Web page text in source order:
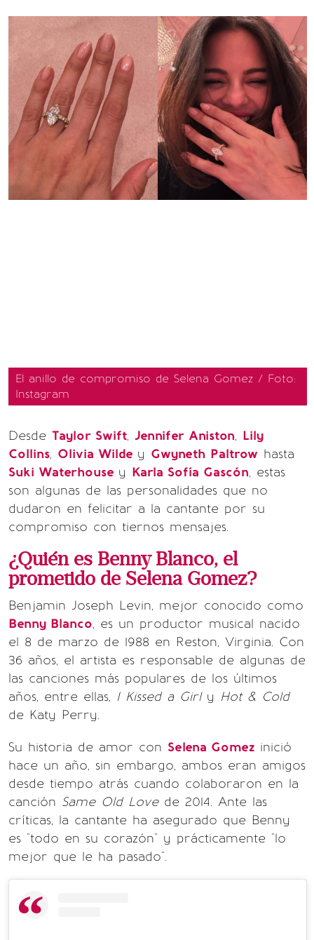
El anillo de compromiso de Selena Gomez / Foto:
Instagram
Desde Taylor Swift, Jennifer Aniston, Lily
Collins, Olivia Wilde y Gwyneth Paltrow hasta
Suki Waterhouse y Karla Sofía Gascón, estas
son algunas de las personalidades que no
dudaron en felicitar a la cantante por su
compromiso con tiernos mensajes.
¿Quién es Benny Blanco, el
prometido de Selena Gomez?
Benjamin Joseph Levin, mejor conocido como
Benny Blanco, es un productor musical nacido
el 8 de marzo de 1988 en Reston, Virginia. Con
36 años, el artista es responsable de algunas de
las canciones más populares de los últimos
años, entre ellas, I Kissed a Girl y Hot & Cold
de Katy Perry.
Su historia de amor con Selena Gomez inició
hace un año, sin embargo, ambos eran amigos
desde tiempo atrás cuando colaboraron en la
canción Same Old Love de 2014. Ante las
críticas, la cantante ha asegurado que Benny
es "todo en su corazón" y prácticamente "lo
mejor que le ha pasado".